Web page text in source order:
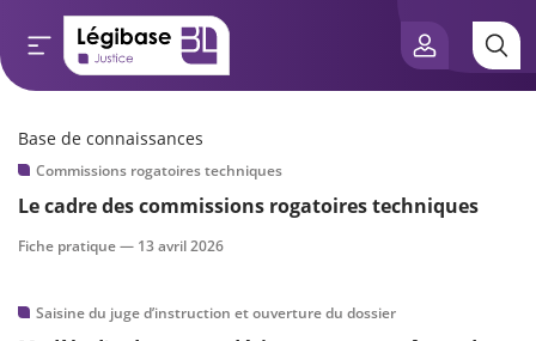
connaissances
vue de l’expert
Base de connaissances
Commissions rogatoires techniques
Le cadre des commissions rogatoires techniques
Fiche pratique — 13 avril 2026
Saisine du juge d’instruction et ouverture du dossier